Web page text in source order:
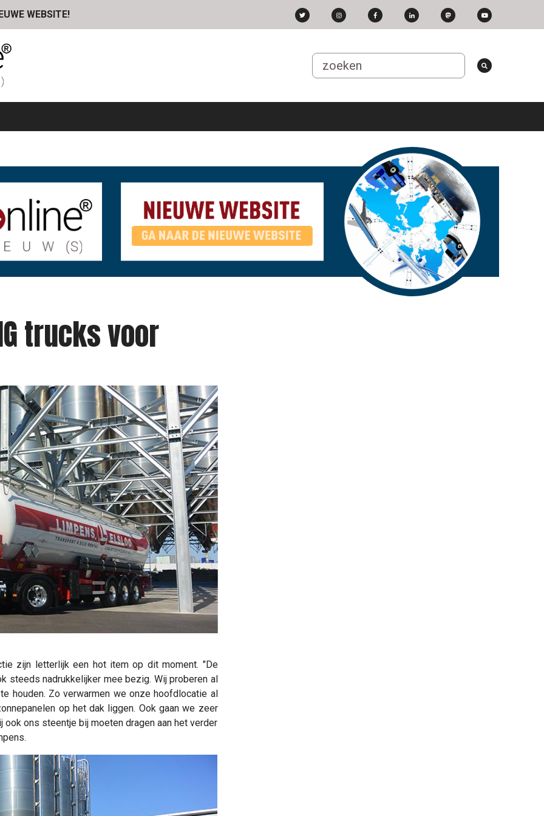
WEBSITE!
trucks voor
zijn letterlijk een hot item op dit moment. "De
steeds nadrukkelijker mee bezig. Wij proberen al
houden. Zo verwarmen we onze hoofdlocatie al
op het dak liggen. Ook gaan we zeer
ons steentje bij moeten dragen aan het verder